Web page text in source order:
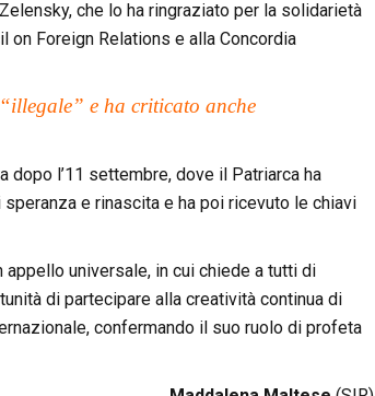
che lo ha ringraziato per la solidarietà
on Foreign Relations e alla Concordia
e ha criticato anche
dopo l’11 settembre, dove il Patriarca ha
e rinascita e ha poi ricevuto le chiavi
universale, in cui chiede a tutti di
di partecipare alla creatività continua di
confermando il suo ruolo di profeta